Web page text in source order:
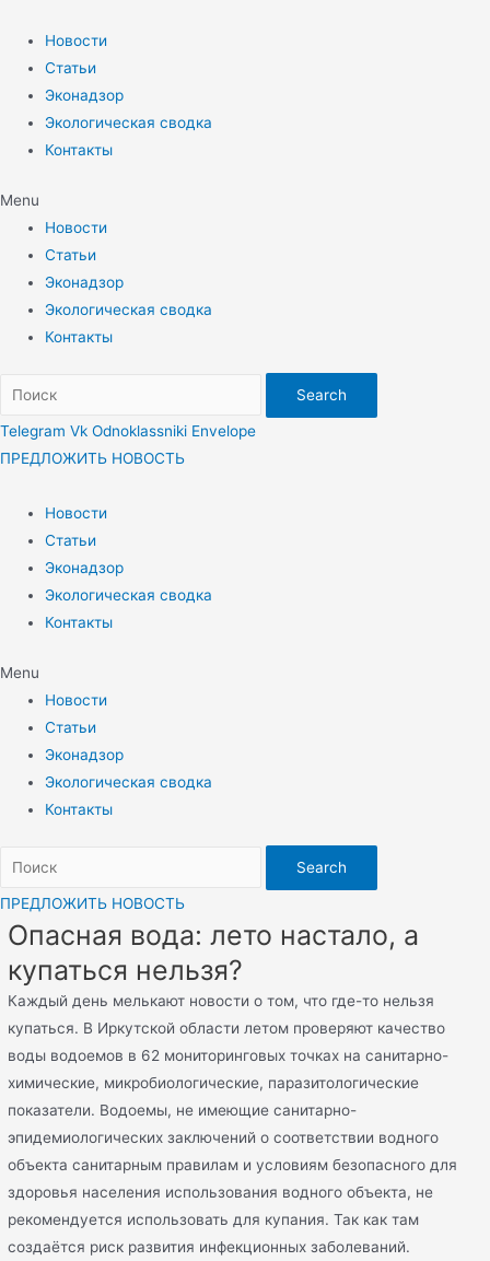
содержимому
Новости
Статьи
Эконадзор
Экологическая сводка
Контакты
Menu
Новости
Статьи
Эконадзор
Экологическая сводка
Контакты
Search
Telegram Vk Odnoklassniki Envelope
ПРЕДЛОЖИТЬ НОВОСТЬ
Новости
Статьи
Эконадзор
Экологическая сводка
Контакты
Menu
Новости
Статьи
Эконадзор
Экологическая сводка
Контакты
Search
ПРЕДЛОЖИТЬ НОВОСТЬ
Опасная вода: лето настало, а
купаться нельзя?
Каждый день мелькают новости о том, что где-то нельзя
купаться. В Иркутской области летом проверяют качество
воды водоемов в 62 мониторинговых точках на санитарно-
химические, микробиологические, паразитологические
показатели. Водоемы, не имеющие санитарно-
эпидемиологических заключений о соответствии водного
объекта санитарным правилам и условиям безопасного для
здоровья населения использования водного объекта, не
рекомендуется использовать для купания. Так как там
создаётся риск развития инфекционных заболеваний.